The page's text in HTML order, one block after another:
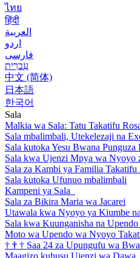
ไทย
हिंदी
العربية
اردو
فارسی
עִברִית
中文 (简体)
日本語
한국어
Sala
Malkia wa Sala: Tatu Takatifu
Sala mbalimbali, Utekelezaji na
Sala kutoka Yesu Bwana Punguza
Sala kwa Ujenzi Mpya wa Nyoyo
Sala za Kambi ya Familia Takatifu
Sala kutoka Ufunuo mbalimbali
Kampeni ya Sala
Sala za Bikira Maria wa Jacarei
Utawala kwa Nyoyo ya Kiumbe
Sala kwa Kuunganisha na
Moto wa Upendo wa Nyoyo
† † † Saa 24 za Upungufu wa
Maagizo kuhusu Ujenzi wa Dawa